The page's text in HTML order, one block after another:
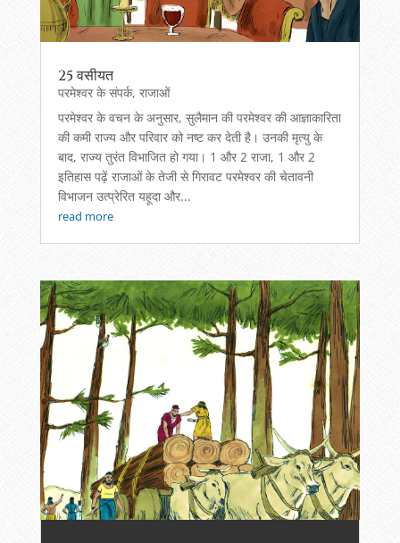
25 वसीयत
परमेश्वर के संपर्क, राजाओं
परमेश्‍वर के वचन के अनुसार, सुलैमान की परमेश्वर की आज्ञाकारिता
की कमी राज्य और परिवार को नष्ट कर देती है। उनकी मृत्यु के
बाद, राज्य तुरंत विभाजित हो गया। 1 और 2 राजा, 1 और 2
इतिहास पढ़ें राजाओं के तेजी से गिरावट परमेश्वर की चेतावनी
विभाजन उत्प्रेरित यहूदा और...
read more